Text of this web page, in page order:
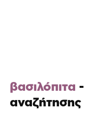
βασιλόπιτα -
αναζήτησης